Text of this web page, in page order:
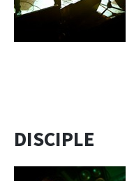
DISCIPLE